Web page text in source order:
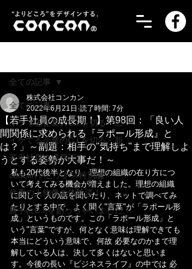
全ての記事
イケてる企業のC.I.を切る・旧
イケてる企業のC.I.を切る・新
若手社員の成長記！
concanトピックス特別編
代表の人物像＆体験談！
勝手にC.I.を創っちゃいました！
全ての記事
【若手社員の成長期！】第98回：「良い人
間関係に求められる『ラポール形成』と
は？」～副題：相手の"気持ち"まで理解しよ
うとする姿勢が大事だ！～
株式会社コンカン
2022年6月21日 読了時間: 7分
私も20代後半となり、理想の組織の在り方につ
いて考えてみる機会が増えました。理想の組織
に関して 人の話を聞いたり、ネットで調べてみ
たりとする中で、よく聞く"言葉"が「ラポール形
成」というものです。この「ラポール形成」と
いう"言葉"ですが、何となく意味は理解できても
本当にどういう意味で、何故 必要なのかまで理
解している人は、決して多くはないと思いま
す。今後の長い『ビジネスライフ』の中では 必